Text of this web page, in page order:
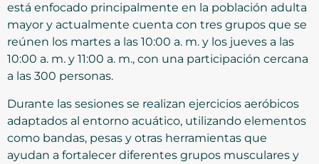
está enfocado principalmente en la población adulta
mayor y actualmente cuenta con tres grupos que se
reúnen los martes a las 10:00 a. m. y los jueves a las
10:00 a. m. y 11:00 a. m., con una participación cercana
a las 300 personas.
Durante las sesiones se realizan ejercicios aeróbicos
adaptados al entorno acuático, utilizando elementos
como bandas, pesas y otras herramientas que
ayudan a fortalecer diferentes grupos musculares y